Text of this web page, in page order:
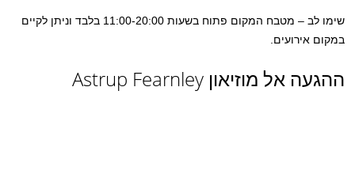
שימו לב – מטבח המקום פתוח בשעות 11:00-20:00 בלבד וניתן לקיים
במקום אירועים.
ההגעה אל מוזיאון Astrup Fearnley